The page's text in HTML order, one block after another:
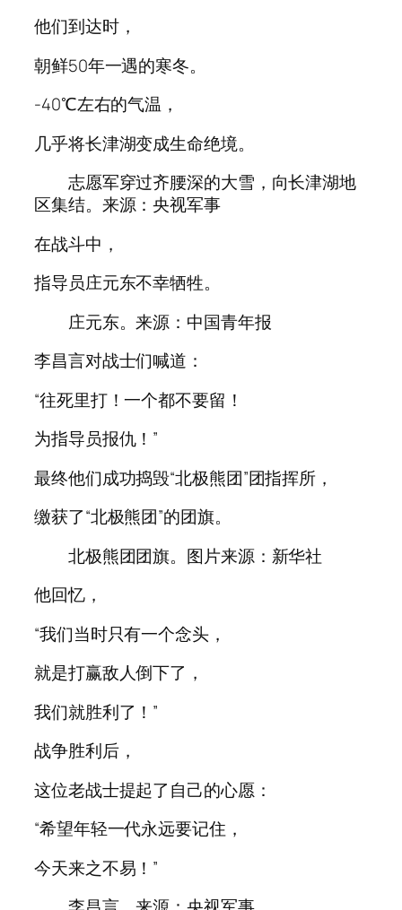
他们到达时，
朝鲜50年一遇的寒冬。
-40℃左右的气温，
几乎将长津湖变成生命绝境。
志愿军穿过齐腰深的大雪，向长津湖地
区集结。来源：央视军事
在战斗中，
指导员庄元东不幸牺牲。
庄元东。来源：中国青年报
李昌言对战士们喊道：
“往死里打！一个都不要留！
为指导员报仇！”
最终他们成功捣毁“北极熊团”团指挥所，
缴获了“北极熊团”的团旗。
北极熊团团旗。图片来源：新华社
他回忆，
“我们当时只有一个念头，
就是打赢敌人倒下了，
我们就胜利了！”
战争胜利后，
这位老战士提起了自己的心愿：
“希望年轻一代永远要记住，
今天来之不易！”